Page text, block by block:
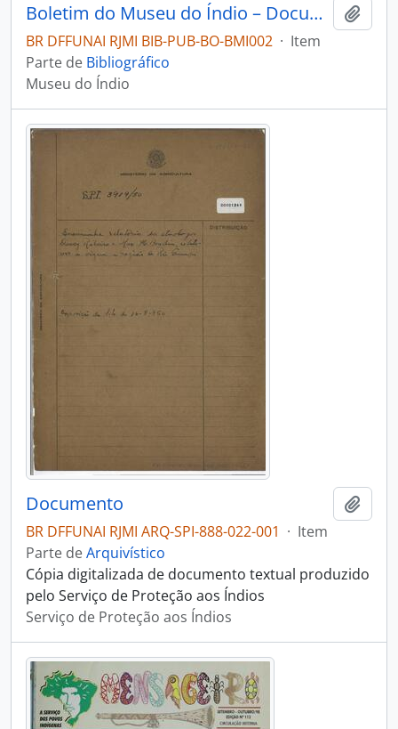
Boletim do Museu do Índio – Documentação
BR DFFUNAI RJMI BIB-PUB-BO-BMI002 · Item
Parte de Bibliográfico
Museu do Índio
Documento
BR DFFUNAI RJMI ARQ-SPI-888-022-001 · Item
Parte deArquivístico
Cópia digitalizada de documento textual produzido
pelo Serviço de Proteção aos Índios
Serviço de Proteção aos Índios